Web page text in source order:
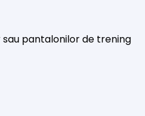
pantalonilor de trening